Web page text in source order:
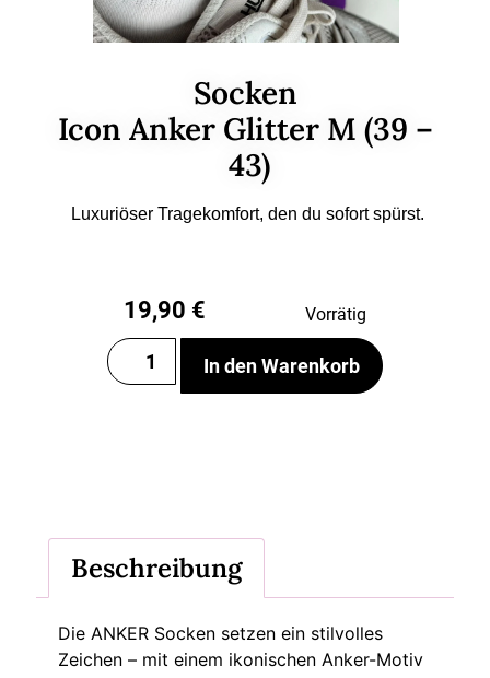
Socken
Icon Anker Glitter M (39 –
43)
Luxuriöser Tragekomfort, den du sofort spürst.
19,90 € Vorrätig
In den Warenkorb
Beschreibung
Die ANKER Socken setzen ein stilvolles
Zeichen – mit einem ikonischen Anker-Motiv